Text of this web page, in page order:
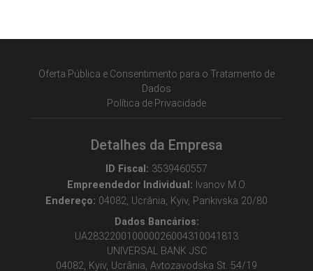
Oferta Pública e Consentimento para o Tratamento de
Dados
Política de Privacidade
Detalhes da Empresa
ID Fiscal: 3539460557
Empreendedor Individual: Ivanov M.O.
Endereço: 04082, Ucrânia, Kyiv, Pankivska 20/80
Dados Bancários:
UA283220010000026004310041813
UNIVERSAL BANK JSC
04082, Kyiv, Ucrânia, Avtozavodska St. 54/19